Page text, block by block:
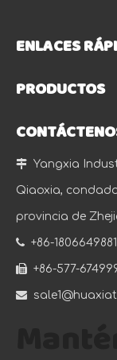
ENLACES
PRODUCTOS
 Yangxia
Qiaoxia,
provincia de
 +86-
 +86-577-
